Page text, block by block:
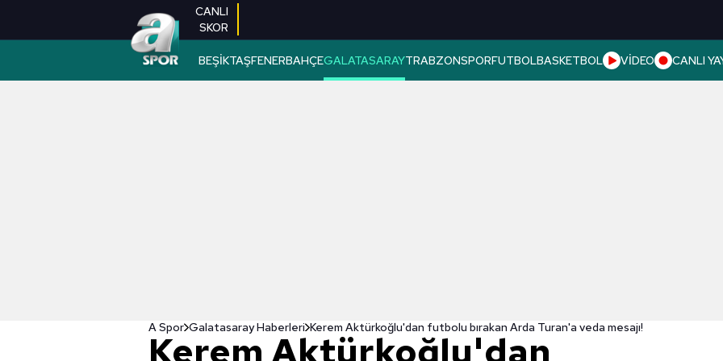
CANLI
SKOR
BEŞİKTAŞFENERBAHÇEGALATASARAYTRABZONSPORFUTBOLBASKETBOL VİDEO CANLI
A Spor Galatasaray Haberleri Kerem Aktürkoğlu'dan futbolu bırakan Arda Turan'a veda mesajı!
Kerem Aktürkoğlu'dan